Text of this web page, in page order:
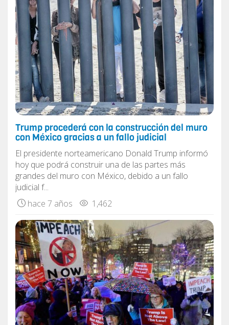
Trump procederá con la construcción del muro
con México gracias a un fallo judicial
El presidente norteamericano Donald Trump informó
hoy que podrá construir una de las partes más
grandes del muro con México, debido a un fallo
judicial f...
hace 7 años
1,462